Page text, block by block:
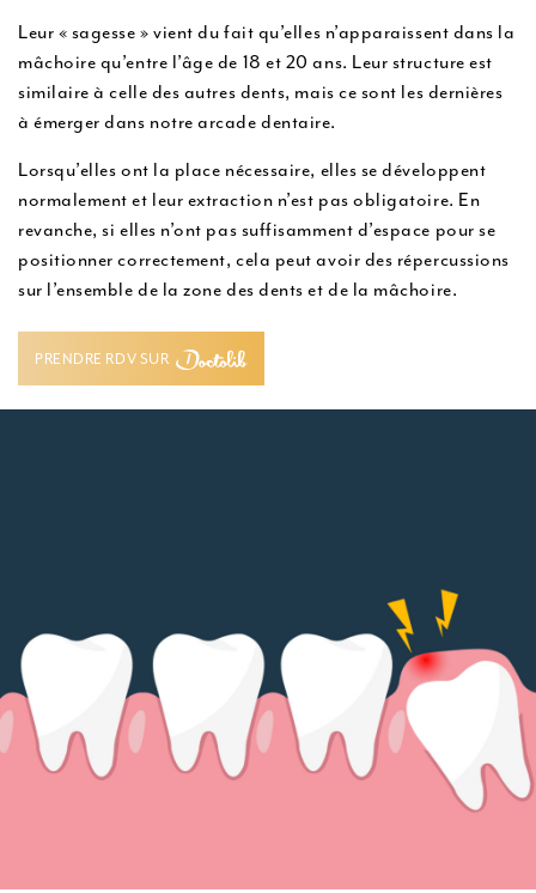
Leur « sagesse » vient du fait qu’elles n’apparaissent dans la
mâchoire qu’entre l’âge de 18 et 20 ans. Leur structure est
similaire à celle des autres dents, mais ce sont les dernières
à émerger dans notre arcade dentaire.
Lorsqu’elles ont la place nécessaire, elles se développent
normalement et leur extraction n’est pas obligatoire. En
revanche, si elles n’ont pas suffisamment d’espace pour se
positionner correctement, cela peut avoir des répercussions
sur l’ensemble de la zone des dents et de la mâchoire.
PRENDRE RDV SUR